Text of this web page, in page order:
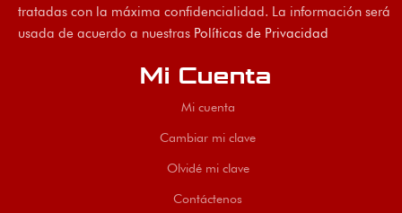
tratadas con la máxima confidencialidad. La información será
usada de acuerdo a nuestras Políticas de Privacidad
Mi Cuenta
Mi cuenta
Cambiar mi clave
Olvidé mi clave
Contáctenos